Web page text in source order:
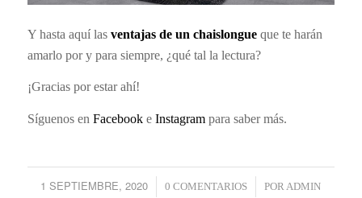
Y hasta aquí lasventajas de un chaislongueque te harán
amarlo por y para siempre, ¿qué tal la lectura?
¡Gracias por estar ahí!
Síguenos en Facebooke Instagrampara saber más.
1 SEPTIEMBRE, 2020
/ 0 COMENTARIOS
/ POR ADMIN